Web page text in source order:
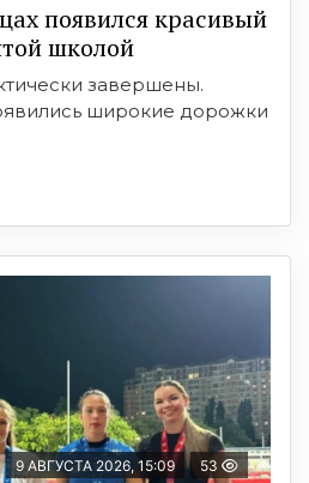
появился красивый
школой
завершены.
широкие дорожки
9 АВГУСТА 2026, 15:09 53